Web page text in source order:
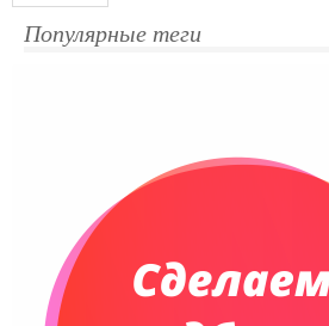
Популярные теги